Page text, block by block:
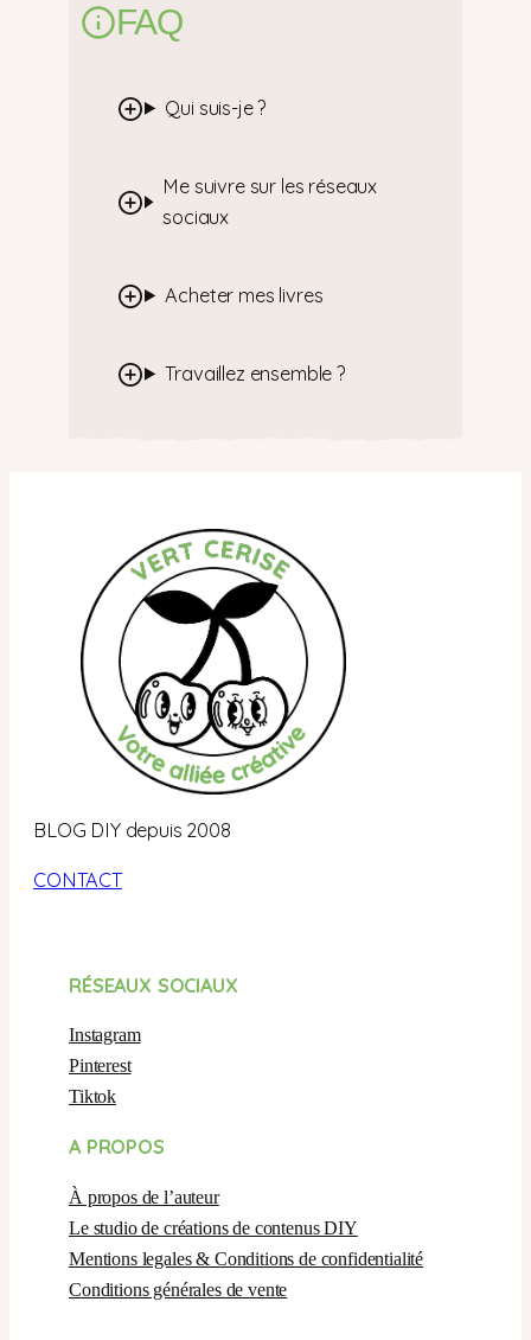
FAQ
Qui suis-je ?
Me suivre sur les réseaux
sociaux
Acheter mes livres
Travaillez ensemble ?
BLOG DIY depuis 2008
CONTACT
RÉSEAUX SOCIAUX
Instagram
Pinterest
Tiktok
A PROPOS
À propos de l’auteur
Le studio de créations de contenus DIY
Mentions legales & Conditions de confidentialité
Conditions générales de vente